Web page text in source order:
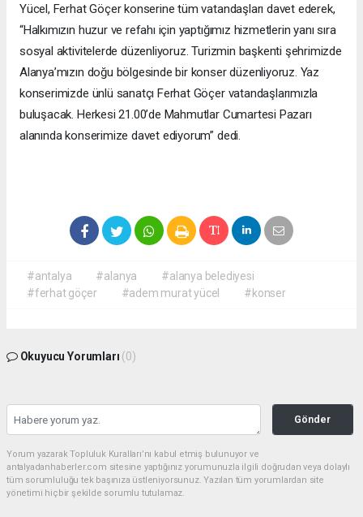
Yücel, Ferhat Göçer konserine tüm vatandaşları davet ederek,
“Halkımızın huzur ve refahı için yaptığımız hizmetlerin yanı sıra
sosyal aktivitelerde düzenliyoruz. Turizmin başkenti şehrimizde
Alanya’mızın doğu bölgesinde bir konser düzenliyoruz. Yaz
konserimizde ünlü sanatçı Ferhat Göçer vatandaşlarımızla
buluşacak. Herkesi 21.00’de Mahmutlar Cumartesi Pazarı
alanında konserimize davet ediyorum” dedi.
#antalya #alanya
#alanya belediyesi
#ferhat göçer
#adem murat yücel #konser
Okuyucu Yorumları (0)
Gönder
Yorum yazarak Topluluk Kuralları’nı kabul etmiş bulunuyor ve
antalyadanhaberler.com sitesine yaptığınız yorumunuzla ilgili doğrudan veya dolaylı
tüm sorumluluğu tek başınıza üstleniyorsunuz. Yazılan tüm yorumlardan site
yönetimi hiçbir şekilde sorumlu tutulamaz.